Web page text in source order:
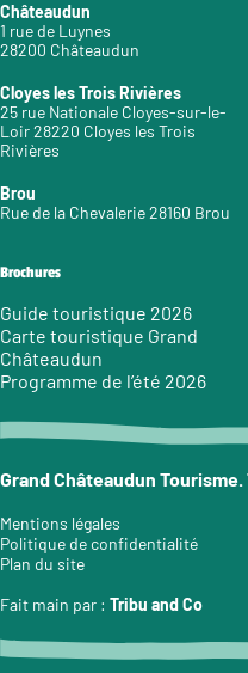
Châteaudun
1 rue de Luynes
28200 Châteaudun
Cloyes les Trois Rivières
25 rue Nationale Cloyes-sur-le-
Loir 28220 Cloyes les Trois
Rivières
Brou
Rue de la Chevalerie 28160 Brou
Brochures
Guide touristique 2026
Carte touristique Grand
Châteaudun
Programme de l’été 2026
Grand Châteaudun
Mentions légales
Politique de confidentialité
Plan du site
Fait main par : Tribu and Co